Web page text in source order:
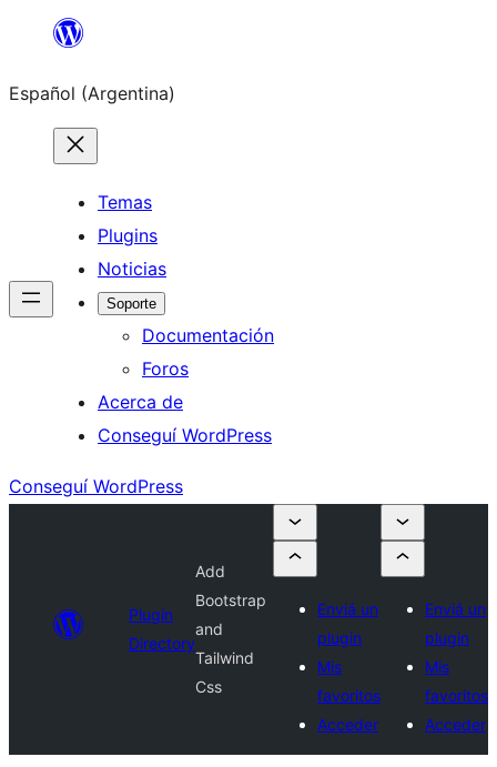
Saltar
contenido
Español (Argentina)
Temas
Plugins
Noticias
Soporte
Documentación
Foros
Acerca de
Conseguí WordPress
Conseguí WordPress
Plugin
Directory
Add
Bootstrap
and
Tailwind
Css
Enviá un
plugin
Mis
favoritos
Acceder
Enviá un
plugin
Mis
favoritos
Acceder